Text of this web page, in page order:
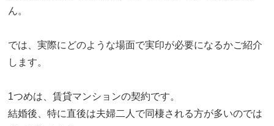
ん。
では、実際にどのような場面で実印が必要になるかご紹介
します。
1つめは、賃貸マンションの契約です。
結婚後、特に直後は夫婦二人で同棲される方が多いのでは